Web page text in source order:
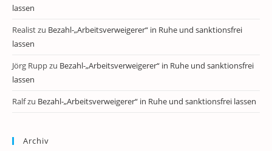
lassen
Realistzu Bezahl-„Arbeitsverweigerer“ in Ruhe und sanktionsfrei
lassen
Jörg Ruppzu Bezahl-„Arbeitsverweigerer“ in Ruhe und sanktionsfrei
lassen
Ralfzu Bezahl-„Arbeitsverweigerer“ in Ruhe und sanktionsfrei lassen
Archiv